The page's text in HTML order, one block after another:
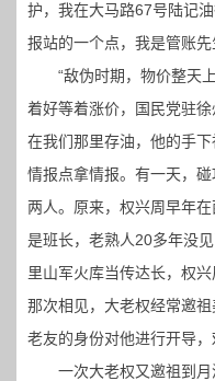
护，我在大马路67号陆记
报站的一个点，我是管账
“敌伪时期，物价整天上
着好等着涨价，国民党驻
在我们那里存油，他的手
情报点拿情报。有一天，
两人。原来，权兴周早年
是班长，老熟人20多年没
里山军火库当传达长，权
那次相见，大老权经常邀
老友的身份对他进行开导，
一次大老权又邀祖到月